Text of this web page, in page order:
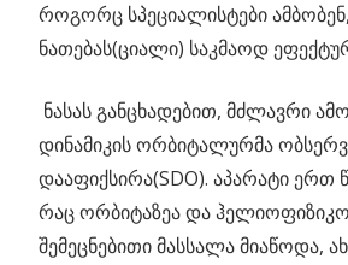
როგორც სპეციალისტები
ნათებას(ციალი) საკმაოდ
ნასას განცხადებით, მძლავრი
დინამიკის ორბიტალურმა
დააფიქსირა(SDO). აპარატი ერთ
რაც ორბიტაზეა და
შემეცნებითი მასსალა მიაწოდა,